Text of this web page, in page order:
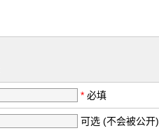
*必填
可选 (不会被公开)